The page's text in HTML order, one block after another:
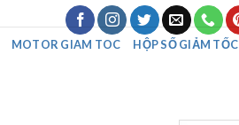
MOTOR GIAM TOC HỘP SỐ GIẢM TỐC